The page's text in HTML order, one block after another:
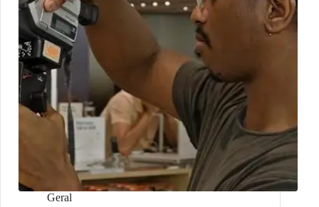
Geral